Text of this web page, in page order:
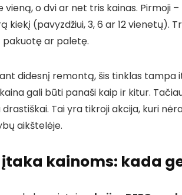
vieną, o dvi ar net tris kainas. Pirmoji
(pavyzdžiui, 3, 6 ar 12 vienetų).
ar paletę.
didesnį remontą, šis tinklas tampa
gali būti panaši kaip ir kitur.
Tai yra tikroji akcija, kuri
aikštelėje.
įtaka kainoms: kada